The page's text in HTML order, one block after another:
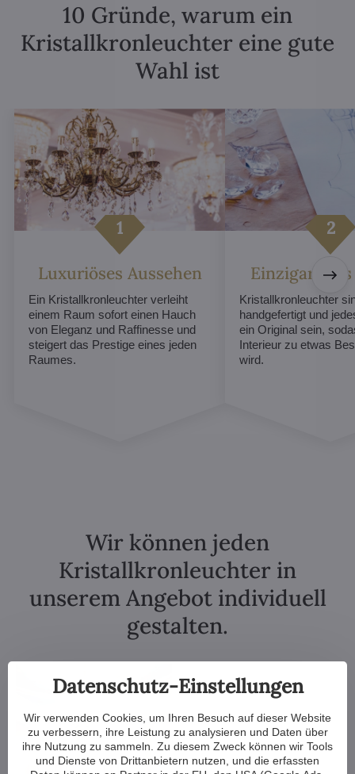
10 Gründe, warum ein
Kristallkronleuchter eine gute
Wahl ist
Luxuriöses Aussehen
Ein Kristallkronleuchter verleiht
einem Raum sofort einen Hauch
von Eleganz und Raffinesse und
steigert das Prestige eines jeden
Raumes.
Kristallkronleuchter
handgefertigt und
ein Original sein,
Interieur zu etwas
wird.
Wir können jeden
Kristallkronleuchter in
unserem Angebot individuell
gestalten.
Datenschutz-Einstellungen
Wir verwenden Cookies, um Ihren Besuch auf dieser Website
zu verbessern, ihre Leistung zu analysieren und Daten über
ihre Nutzung zu sammeln. Zu diesem Zweck können wir Tools
und Dienste von Drittanbietern nutzen, und die erfassten